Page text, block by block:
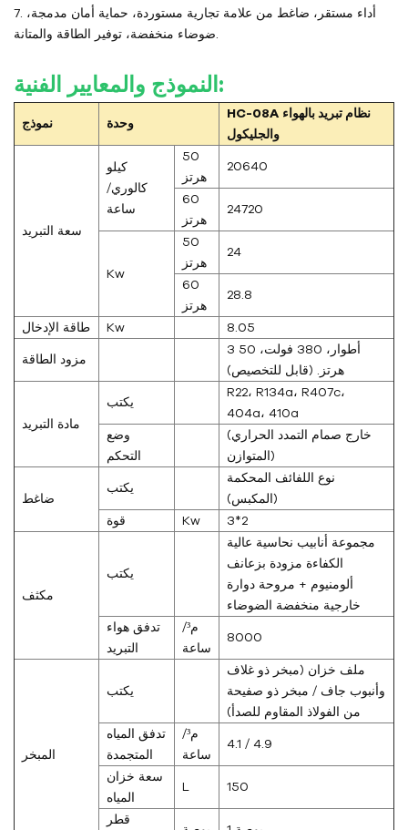
7. أداء مستقر، ضاغط من علامة تجارية مستوردة، حماية أمان مدمجة،
النموذج والمعايير الفنية:
نموذج وحدة
HC-08A نظام تبريد بالهواء
والجليكول
سعة التبريد
كيلو
كالوري/
ساعة
50
هرتز
20640
60
هرتز
24720
Kw
50
هرتز
24
60
هرتز
28.8
طاقة الإدخال Kw 8.05
مزود الطاقة
3 أطوار، 380 فولت، 50
هرتز. (قابل للتخصيص)
مادة التبريد
يكتب
R22، R134a، R407c،
404a، 410a
وضع
التحكم
(خارج صمام التمدد الحراري
المتوازن)
ضاغط
يكتب
نوع اللفائف المحكمة
(المكبس)
قوة
Kw 3*2
مكثف
يكتب
مجموعة أنابيب نحاسية عالية
الكفاءة مزودة بزعانف
ألومنيوم + مروحة دوارة
خارجية منخفضة الضوضاء
تدفق هواء
التبريد
م³/
ساعة
8000
المبخر
يكتب
ملف خزان (مبخر ذو غلاف
وأنبوب جاف / مبخر ذو صفيحة
من الفولاذ المقاوم للصدأ)
تدفق المياه
المتجمدة
م³/
ساعة
4.1 / 4.9
سعة خزان
المياه
L 150
قطر